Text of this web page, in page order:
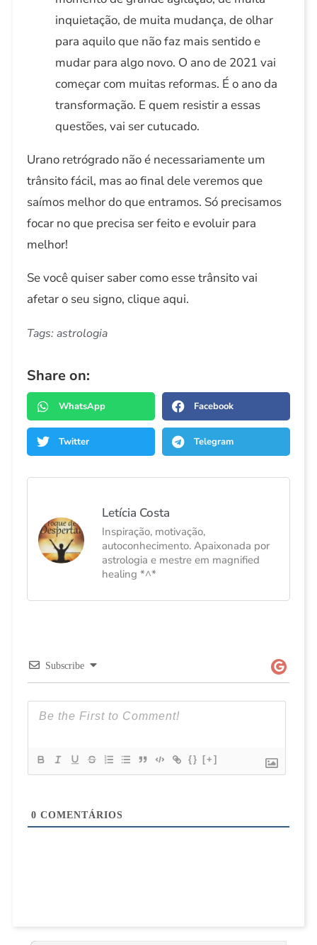
inquietação, de muita mudança, de olhar
para aquilo que não faz mais sentido e
mudar para algo novo. O ano de 2021 vai
começar com muitas reformas. É o ano da
transformação. E quem resistir a essas
questões, vai ser cutucado.
Urano retrógrado não é necessariamente um
trânsito fácil, mas ao final dele veremos que
saímos melhor do que entramos. Só precisamos
focar no que precisa ser feito e evoluir para
melhor!
Se você quiser saber como esse trânsito vai
afetar o seu signo, clique aqui.
Tags:astrologia
Share on:
WhatsApp Facebook
Twitter Telegram
Letícia Costa
Inspiração, motivação,
autoconhecimento. Apaixonada por
astrologia e mestre em magnified
healing *^*
Subscribe
{} [+]
0 COMENTÁRIOS